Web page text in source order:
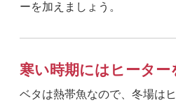
ーを加えましょう。
寒い時期にはヒーター
ベタは熱帯魚なので、冬場は